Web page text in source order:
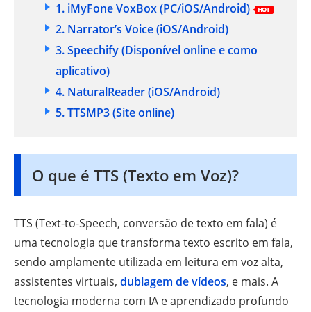
1. iMyFone VoxBox(PC/iOS/Android)
2. Narrator’s Voice(iOS/Android)
3. Speechify(Disponível online e como
aplicativo)
4. NaturalReader(iOS/Android)
5. TTSMP3(Site online)
O que é TTS (Texto em Voz)?
TTS (Text-to-Speech, conversão de texto em fala) é
uma tecnologia que transforma texto escrito em fala,
sendo amplamente utilizada em leitura em voz alta,
assistentes virtuais, dublagem de vídeos, e mais. A
tecnologia moderna com IA e aprendizado profundo